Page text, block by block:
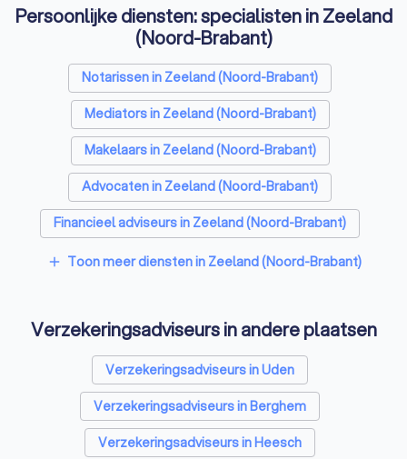
Persoonlijke diensten: specialisten in Zeeland
(Noord-Brabant)
Notarissen in Zeeland (Noord-Brabant)
Mediators in Zeeland (Noord-Brabant)
Makelaars in Zeeland (Noord-Brabant)
Advocaten in Zeeland (Noord-Brabant)
Financieel adviseurs in Zeeland (Noord-Brabant)
Coaches in Zeeland (Noord-Brabant)
Relatietherapeuten in Zeeland (Noord-Brabant)
Psychologen in Zeeland (Noord-Brabant)
Belastingadviseurs in Zeeland (Noord-Brabant)
Hypotheekadviseurs in Zeeland (Noord-Brabant)
add Toon meer diensten in Zeeland (Noord-Brabant)
Verzekeringsadviseurs in andere plaatsen
Verzekeringsadviseurs in Uden
Verzekeringsadviseurs in Berghem
Verzekeringsadviseurs in Heesch